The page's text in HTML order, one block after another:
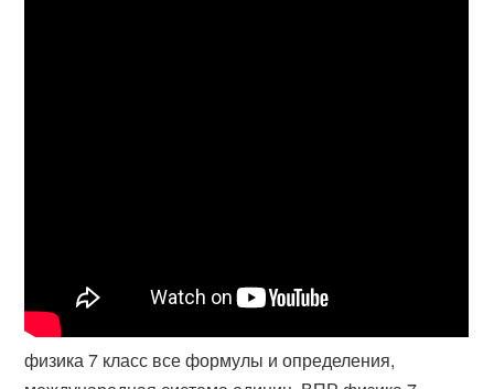
физика 7 класс все формулы и определения,